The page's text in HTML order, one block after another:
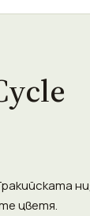
цветя.